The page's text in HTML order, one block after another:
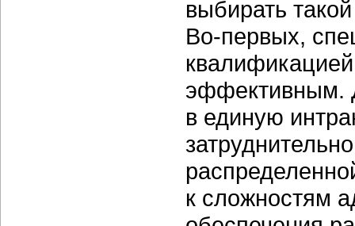
выбирать
Во-первых,
эффективным.
в единую
к сложностям